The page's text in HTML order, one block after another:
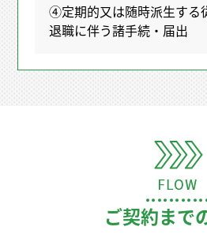
④定期的又は随時派生する
退職に伴う諸手続・届出
ご契約まで